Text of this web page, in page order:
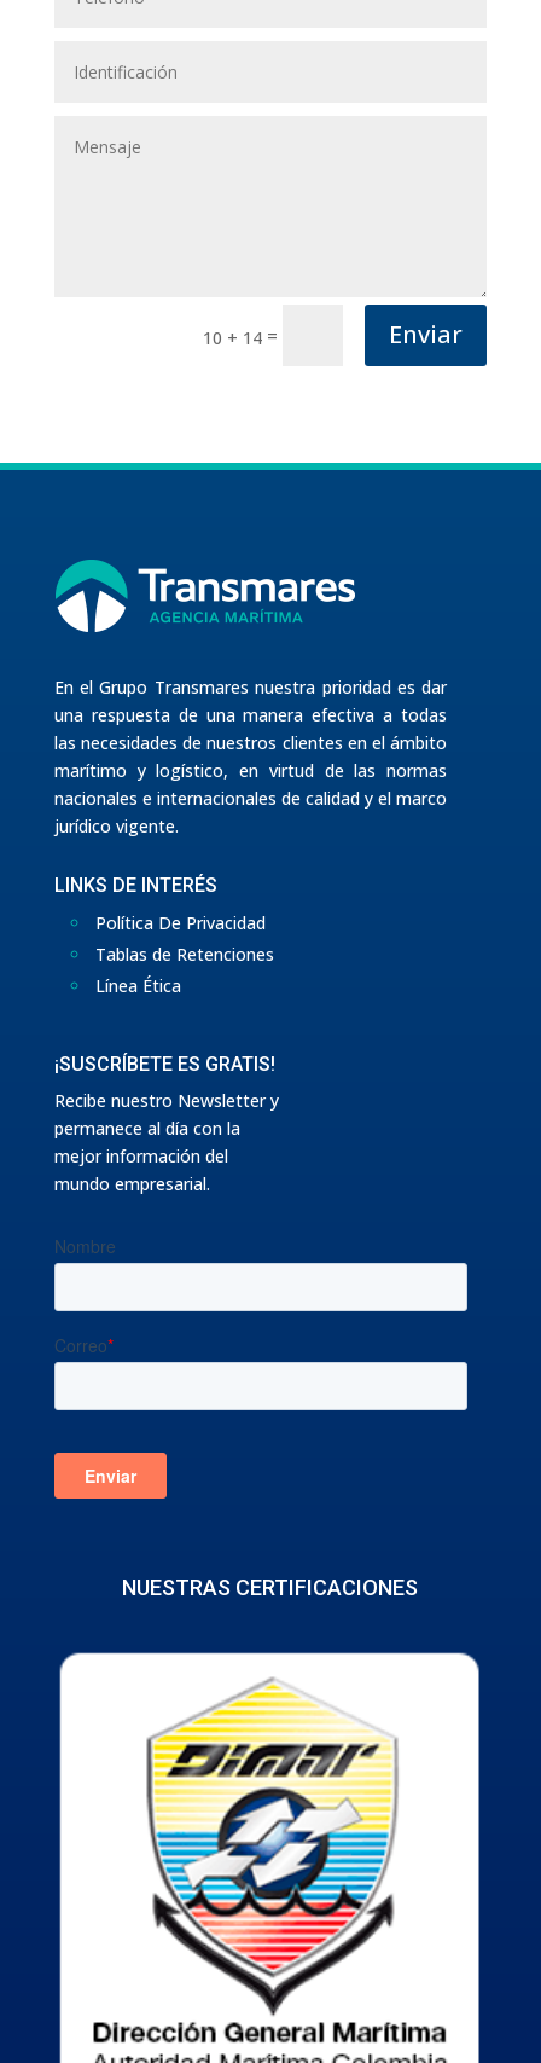
10 + 14 = Enviar
En el Grupo Transmares nuestra prioridad es dar
una respuesta de una manera efectiva a todas
las necesidades de nuestros clientes en el ámbito
marítimo y logístico, en virtud de las normas
nacionales e internacionales de calidad y el marco
jurídico vigente.
LINKS DE INTERÉS
Política De Privacidad
Tablas de Retenciones
Línea Ética
¡SUSCRÍBETE ES GRATIS!
Recibe nuestro Newsletter y
permanece al día con la
mejor información del
mundo empresarial.
NUESTRAS CERTIFICACIONES